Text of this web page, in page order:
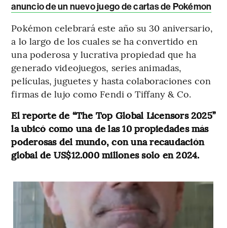
anuncio de un nuevo juego de cartas de Pokémon
Pokémon celebrará este año su 30 aniversario,
a lo largo de los cuales se ha convertido en
una poderosa y lucrativa propiedad que ha
generado videojuegos, series animadas,
películas, juguetes y hasta colaboraciones con
firmas de lujo como Fendi o Tiffany & Co.
El reporte de “The Top Global Licensors 2025”
la ubicó como una de las 10 propiedades más
poderosas del mundo, con una recaudación
global de US$12.000 millones solo en 2024.